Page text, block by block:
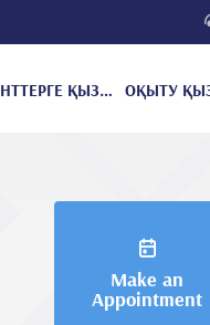
ПАЦИЕНТТЕРГЕ ҚЫЗМЕТ КӨРСЕТУ ОҚЫТУ
Make an
Appointment